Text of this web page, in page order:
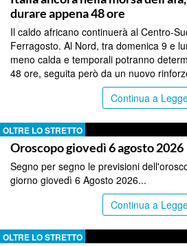
durare appena 48 ore
Il caldo africano continuerà al Centro-
Ferragosto. Al Nord, tra domenica 9 e
meno calda e temporali potranno
48 ore, seguita però da un nuovo
Continua a
OLTRE LO STRETTO
Oroscopo giovedì 6 agosto 2026
Segno per segno le previsioni
giorno giovedì 6 Agosto 2026...
Continua a
OLTRE LO STRETTO